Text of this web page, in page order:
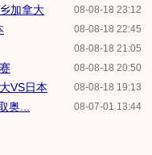
08-08-18 23:12
加拿大
08-08-18 22:45
08-08-18 21:05
08-08-18 20:50
08-08-18 19:13
VS日本
08-07-01 13:44
奥...